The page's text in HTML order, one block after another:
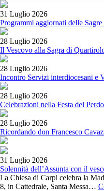
31 Luglio 2026
Programmi aggiornati delle
28 Luglio 2026
Il Vescovo alla Sagra di
28 Luglio 2026
Incontro Servizi interdiocesani e
28 Luglio 2026
Celebrazioni nella Festa del
28 Luglio 2026
Ricordando don Francesco
31 Luglio 2026
Solennità dell’Assunta con il
La Chiesa di Carpi celebra la
8, in Cattedrale, Santa Messa…